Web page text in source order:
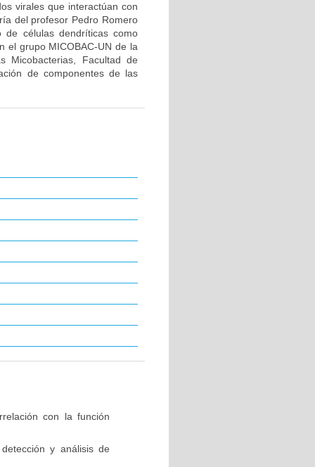
virales que interactúan con
del profesor Pedro Romero
células dendríticas como
el grupo MICOBAC-UN de la
Micobacterias, Facultad de
de componentes de las
con la función
y análisis de